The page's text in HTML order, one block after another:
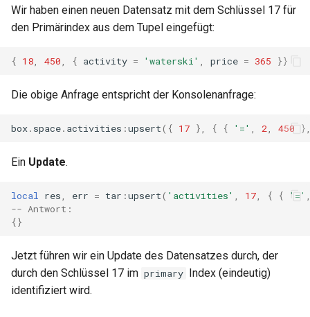
Wir haben einen neuen Datensatz mit dem Schlüssel 17 für
den Primärindex aus dem Tupel eingefügt:
{ 18 450 { activity = 'waterski' price = 365 }}
Die obige Anfrage entspricht der Konsolenanfrage:
box. space. activities :upsert({ 17 }, { { '=' 2 450
Ein Update.
local res err = tar :upsert( 'activities' 17 { { '='
-- Antwort:
{}
Jetzt führen wir ein Update des Datensatzes durch, der
durch den Schlüssel 17 im primary Index (eindeutig)
identifiziert wird.